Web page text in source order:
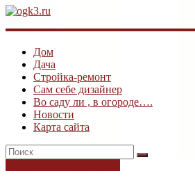
Дом
дача
Дом
Дача
Стройка-ремонт
Сам себе дизайнер
Во саду ли , в огороде….
Новости
Карта сайта